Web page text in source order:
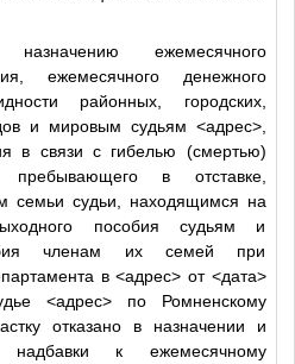
ежемесячного
ежемесячного денежного
районных, городских,
и мировым судьям <адрес>,
в связи с гибелью (смертью)
в отставке,
семьи судьи, находящимся на
пособия судьям и
членам их семей при
в<адрес> от <дата>
<адрес>по Ромненскому
отказано в назначении и
надбавки к ежемесячному